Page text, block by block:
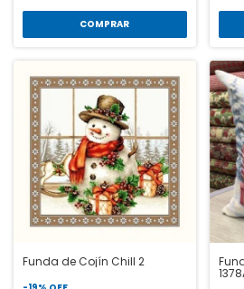
COMPRAR
Funda de Cojín Chill 2